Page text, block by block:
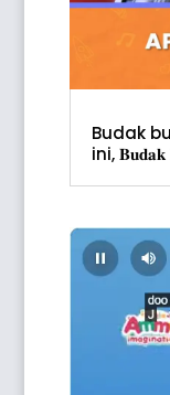
Budak
ini, 𝐁𝐮𝐝𝐚𝐤